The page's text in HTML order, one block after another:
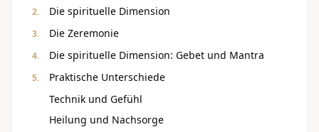
Die spirituelle Dimension
Die Zeremonie
Die spirituelle Dimension: Gebet und Mantra
Praktische Unterschiede
Technik und Gefühl
Heilung und Nachsorge